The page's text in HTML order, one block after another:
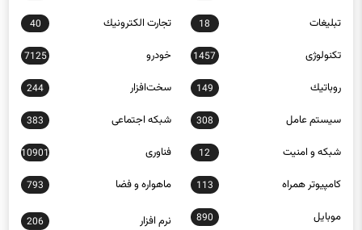
تبلیغات 18 تجارت الكترونيك 40
تکنولوژی 1457 خودرو 7125
روباتيك 149 سخت‌افزار 244
سيستم عامل 308 شبكه اجتماعی 383
شبكه و امنيت 12 فناوری 10901
كامپيوتر همراه 113 ماهواره و فضا 793
موبايل 890 نرم افزار 206